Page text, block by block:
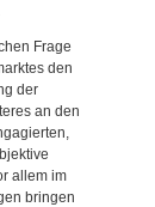
Frage
den
der
an den
allem im
bringen